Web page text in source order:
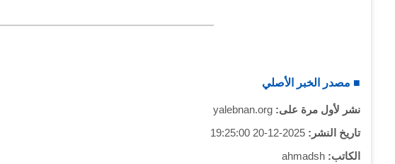
■ مصدر الخبر الأصلي
نشر لأول مرة على: yalebnan.org
تاريخ النشر: 2025-12-20 19:25:00
الكاتب: ahmadsh